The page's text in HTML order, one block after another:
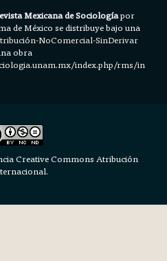
Mexicana de Sociologíapor
de México se distribuye bajo una
NoComercial-SinDerivar
obra
index.php/rms/in
Creative Commons Atribución